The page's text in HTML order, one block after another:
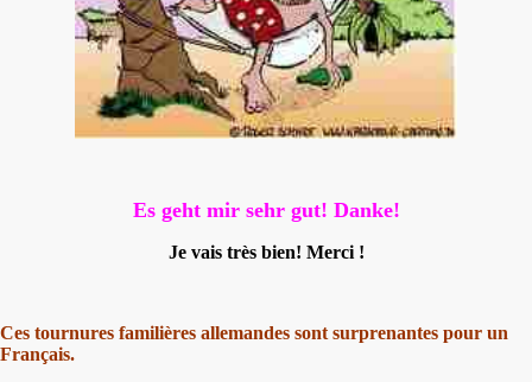
Es geht mir sehr gut! Danke!
Je vais très bien! Merci !
Ces tournures familières allemandes sont surprenantes pour un
Français.